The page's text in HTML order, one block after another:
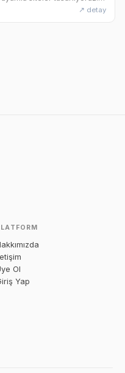
ve kullanıcı dostu çözümlerle
↗ detay
Ol
Yap